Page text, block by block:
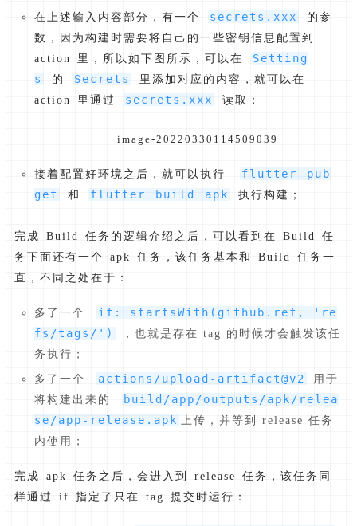
在上述输入内容部分，有一个 secrets.xxx
的参
数，因为构建时需要将自己的一些密钥信息配置到
action 里，所以如下图所示，可以在
Setting
s
的 Secrets
里添加对应的内容，就可以在
action 里通过
secrets.xxx 读取；
image-20220330114509039
接着配置好环境之后，就可以执行
flutter pub
get
和 flutter build apk 执行构建；
完成 Build 任务的逻辑介绍之后，可以看到在 Build 任
务下面还有一个 apk 任务，该任务基本和 Build 任务一
直，不同之处在于：
多了一个
if: startsWith(github.ref, 're
fs/tags/')
，也就是存在 tag 的时候才会触发该任
务执行；
多了一个 actions/upload-artifact@v2
用于
将构建出来的
build/app/outputs/apk/relea
se/app-release.apk 上传，并等到 release 任务
内使用；
完成 apk 任务之后，会进入到 release 任务，该任务同
样通过 if 指定了只在 tag 提交时运行：